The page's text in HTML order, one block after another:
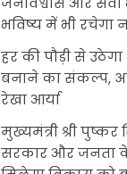
भविष्य में भी रचेगा
हर की पौड़ी से
बनाने का संकल्प,
रेखा आर्या
मुख्यमंत्री श्री
सरकार और जनता